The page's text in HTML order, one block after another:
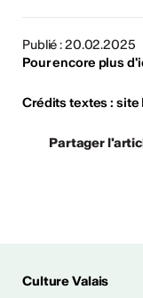
CULTURELLES
Publié : 20.02.2025
Pour encore plus
Crédits textes :
Partager
Culture Valais